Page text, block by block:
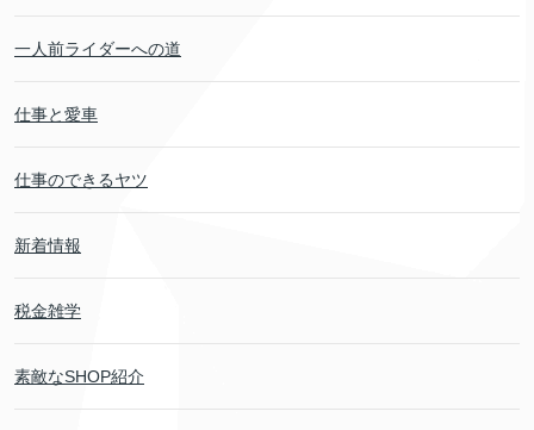
一人前ライダーへの道
仕事と愛車
仕事のできるヤツ
新着情報
税金雑学
素敵なSHOP紹介